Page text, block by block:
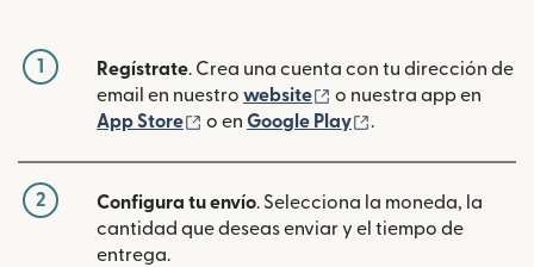
1 Regístrate. Crea una cuenta con tu dirección de
email en nuestro website (se abre en una
o nuestra app en
App Store
(se abre en una ventana nueva)
o en Google Play (se abre en una
.
2 Configura tu envío. Selecciona la moneda, la
cantidad que deseas enviar y el tiempo de
entrega.